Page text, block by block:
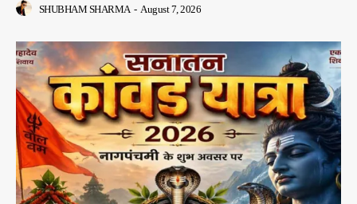
SHUBHAM SHARMA - August 7, 2026